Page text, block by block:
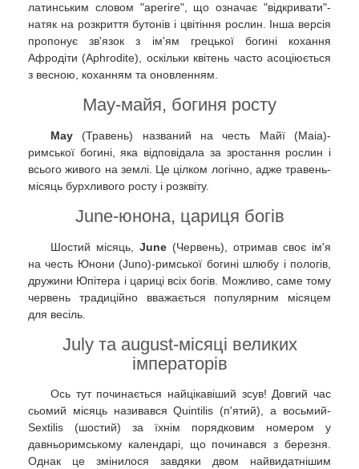
латинським словом "aperire", що означає "відкривати"-
натяк на розкриття бутонів і цвітіння рослин. Інша версія
пропонує зв'язок з ім'ям грецької богині кохання
Афродіти (Aphrodite), оскільки квітень часто асоціюється
з весною, коханням та оновленням.
May-майя, богиня росту
May (Травень) названий на честь Майї (Maia)-
римської богині, яка відповідала за зростання рослин і
всього живого на землі. Це цілком логічно, адже травень-
місяць бурхливого росту і розквіту.
June-юнона, цариця богів
Шостий місяць, June (Червень), отримав своє ім'я
на честь Юнони (Juno)-римської богині шлюбу і пологів,
дружини Юпітера і цариці всіх богів. Можливо, саме тому
червень традиційно вважається популярним місяцем
для весіль.
July та august-місяці великих
імператорів
Ось тут починається найцікавіший зсув! Довгий час
сьомий місяць називався Quintilis (п'ятий), а восьмий-
Sextilis (шостий) за їхнім порядковим номером у
давньоримському календарі, що починався з березня.
Однак це змінилося завдяки двом найвидатнішим